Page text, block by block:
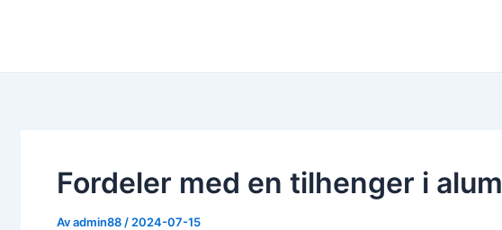
Fordeler med en tilhenger i
Avadmin88 / 2024-07-15